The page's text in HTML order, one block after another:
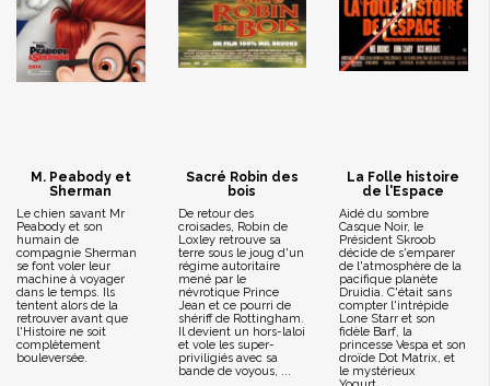
M. Peabody et
Sherman
Le chien savant Mr
Peabody et son
humain de
compagnie Sherman
se font voler leur
machine à voyager
dans le temps. Ils
tentent alors de la
retrouver avant que
l'Histoire ne soit
complètement
bouleversée.
Sacré Robin des
bois
De retour des
croisades, Robin de
Loxley retrouve sa
terre sous le joug d'un
régime autoritaire
mené par le
névrotique Prince
Jean et ce pourri de
shériff de Rottingham.
Il devient un hors-laloi
et vole les super-
priviligiés avec sa
bande de voyous, ...
La Folle histoire
de l'Espace
Aidé du sombre
Casque Noir, le
Président Skroob
décide de s'emparer
de l'atmosphère de la
pacifique planète
Druidia. C'était sans
compter l'intrépide
Lone Starr et son
fidèle Barf, la
princesse Vespa et son
droïde Dot Matrix, et
le mystérieux